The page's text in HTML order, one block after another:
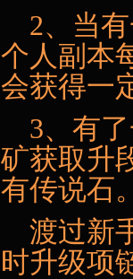
2、当
个人副本
会获得一
3、有
矿获取升
有传说石
渡过新
时升级项